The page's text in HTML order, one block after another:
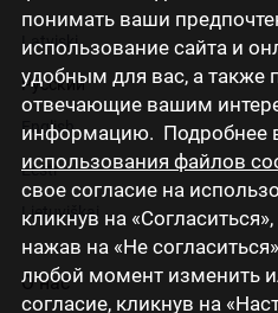
понимать ваши
использование сайта и
удобным для вас, а также
отвечающие вашим
информацию. Подробнее
использования файлов
свое согласие на
кликнув на
нажав на «Не
любой момент изменить
согласие, кликнув на
Latviski
Русский
English
Eesti
Lietuviškai
О нас